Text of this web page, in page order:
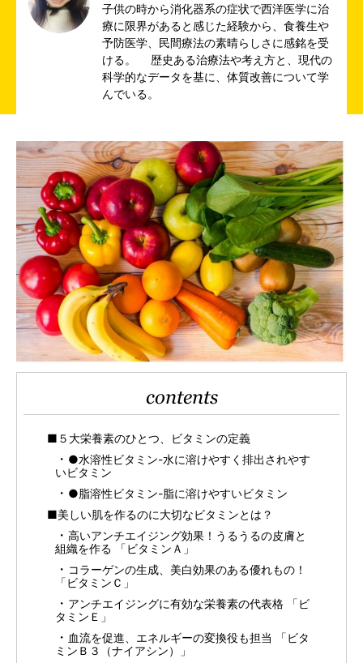
子供の時から消化器系の症状で西洋医学に治
療に限界があると感じた経験から、食養生や
予防医学、民間療法の素晴らしさに感銘を受
ける。 歴史ある治療法や考え方と、現代の
科学的なデータを基に、体質改善について学
んでいる。
contents
■５大栄養素のひとつ、ビタミンの定義
●水溶性ビタミン-水に溶けやすく排出されやす
いビタミン
●脂溶性ビタミン-脂に溶けやすいビタミン
■美しい肌を作るのに大切なビタミンとは？
高いアンチエイジング効果！うるうるの皮膚と
組織を作る 「ビタミンＡ」
コラーゲンの生成、美白効果のある優れもの！
「ビタミンＣ」
アンチエイジングに有効な栄養素の代表格 「ビ
タミンＥ」
血流を促進、エネルギーの変換役も担当 「ビタ
ミンＢ３（ナイアシン）」